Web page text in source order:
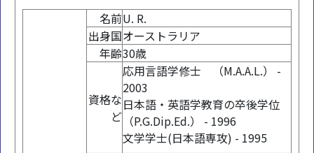
名前U. R.
出身国オーストラリア
年齢30歳
資格な
ど
応用言語学修士 （M.A.A.L.） -
2003
日本語・英語学教育の卒後学位
（P.G.Dip.Ed.） - 1996
文学学士(日本語専攻) - 1995